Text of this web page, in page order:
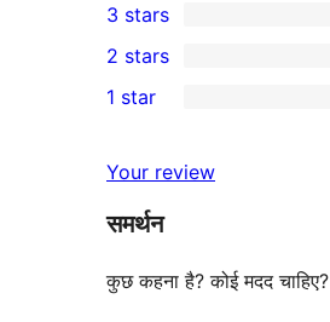
star
review
4-
star
reviews
0
3-
star
3 stars
2-
reviews
2 stars
star
reviews
1 star
Your review
समर्थन
कुछ कहना है? कोई मदद चाहिए?